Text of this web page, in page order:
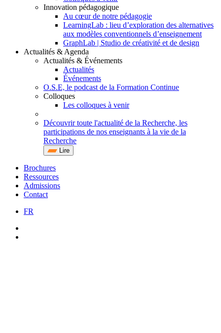
Innovation pédagogique
Au cœur de notre pédagogie
LearningLab : lieu d’exploration des alternatives
aux modèles conventionnels d’enseignement
GraphLab | Studio de créativité et de design
Actualités & Agenda
Actualités & Événements
Actualités
Événements
O.S.E, le podcast de la Formation Continue
Colloques
Les colloques à venir
Découvrir toute l'actualité de la Recherche, les
participations de nos enseignants à la vie de la
Recherche
Lire
Brochures
Ressources
Admissions
Contact
FR